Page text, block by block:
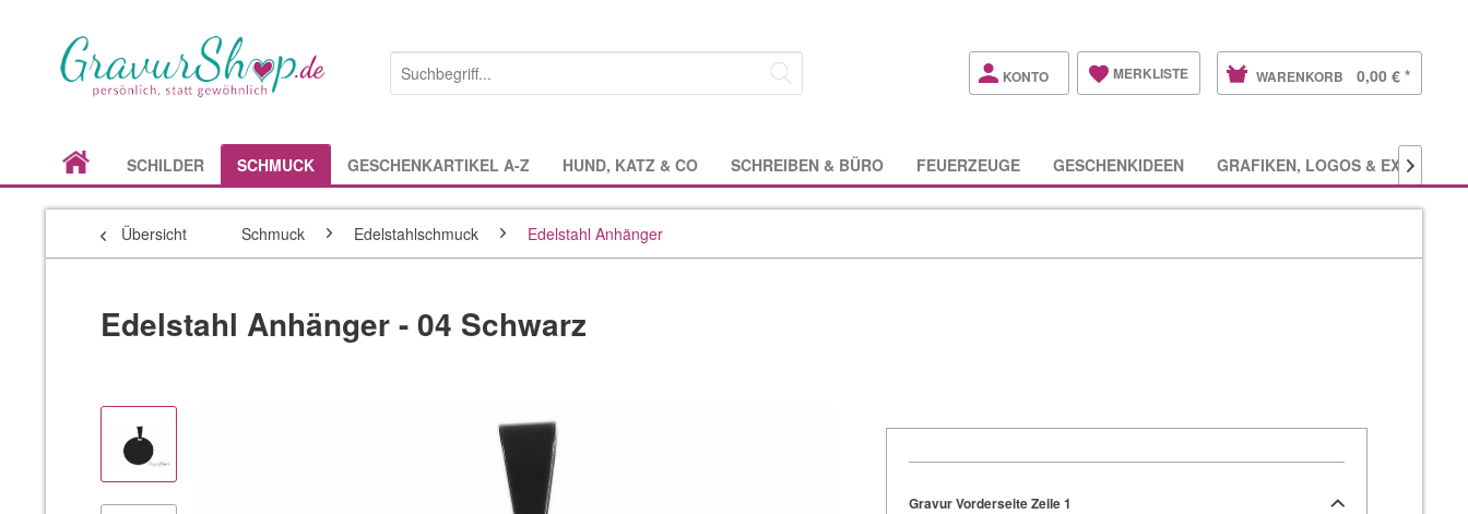
KONTO MERKLISTE WARENKORB 0,00 € *
SCHILDER SCHMUCK GESCHENKARTIKEL A-Z HUND, KATZ & CO SCHREIBEN & BÜRO FEUERZEUGE GESCHENKIDEEN GRAFIKEN, LOGOS & EXTRAS

Übersicht Schmuck Edelstahlschmuck Edelstahl Anhänger
Edelstahl Anhänger - 04 Schwarz
Gravur Vorderseite Zeile 1